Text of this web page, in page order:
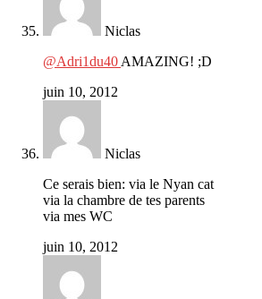
Niclas
@Adri1du40 AMAZING! ;D
juin 10, 2012
Niclas
Ce serais bien: via le Nyan cat
via la chambre de tes parents
via mes WC
juin 10, 2012